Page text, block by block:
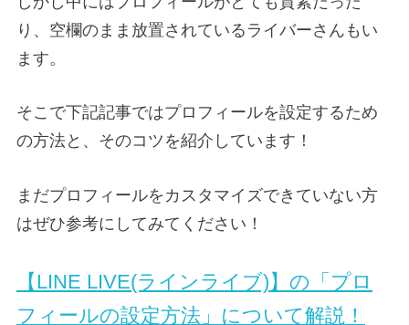
り、空欄のまま放置されているライバーさんもい
ます。
そこで下記記事ではプロフィールを設定するため
の方法と、そのコツを紹介しています！
まだプロフィールをカスタマイズできていない方
はぜひ参考にしてみてください！
【LINE LIVE(ラインライブ)】の「プロ
フィールの設定方法」について解説！